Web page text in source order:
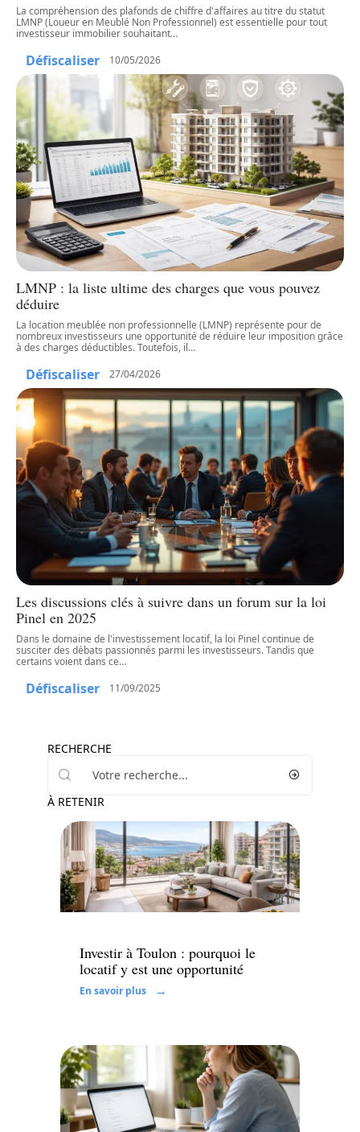
La compréhension des plafonds de chiffre d'affaires au titre du statut
LMNP (Loueur en Meublé Non Professionnel) est essentielle pour tout
investisseur immobilier souhaitant…
Défiscaliser 10/05/2026
LMNP : la liste ultime des charges que vous pouvez
déduire
La location meublée non professionnelle (LMNP) représente pour de
nombreux investisseurs une opportunité de réduire leur imposition grâce
à des charges déductibles. Toutefois, il…
Défiscaliser 27/04/2026
Les discussions clés à suivre dans un forum sur la loi
Pinel en 2025
Dans le domaine de l'investissement locatif, la loi Pinel continue de
susciter des débats passionnés parmi les investisseurs. Tandis que
certains voient dans ce…
Défiscaliser 11/09/2025
RECHERCHE
À RETENIR
Investir
Investir à Toulon : pourquoi le
locatif y est une opportunité
En savoir plus